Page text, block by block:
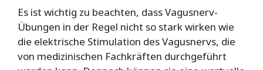
Es ist wichtig zu beachten, dass Vagusnerv-
Übungen in der Regel nicht so stark wirken wie
die elektrische Stimulation des Vagusnervs, die
von medizinischen Fachkräften durchgeführt